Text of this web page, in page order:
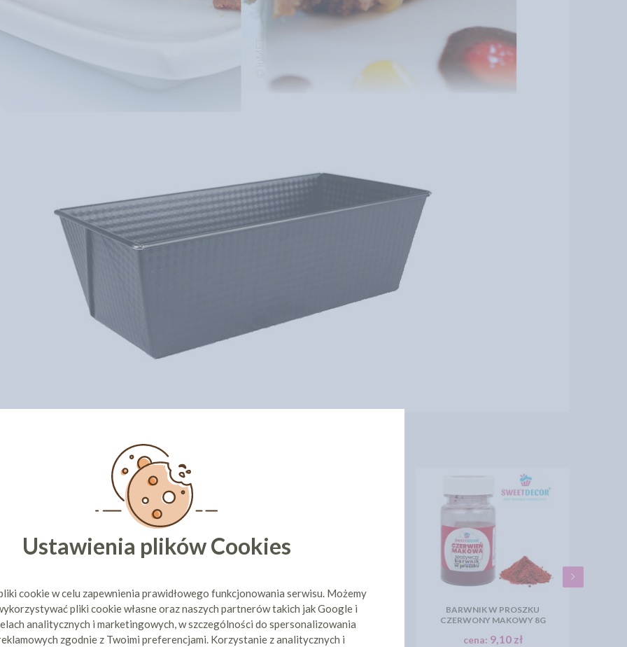
POD
30CM
zł
OPAKOWANIE NA TORT - Z
OKIENKIEM - 35X35X19
cena:9,98 zł
OPAKOWANIE NA TORT - Z
OKIENKIEM - 31X31X19
cena:9,20 zł
BARWNIK W PROSZKU
CZERWONY MAKOWY 8G
cena: 9,10 zł
Ustawienia plików Cookies
cookie w celu zapewnienia prawidłowego funkcjonowania serwisu. Możemy
pliki cookie własne oraz naszych partnerów takich jak Google i
analitycznych i marketingowych, w szczególności do spersonalizowania
zgodnie z Twoimi preferencjami. Korzystanie z analitycznych i